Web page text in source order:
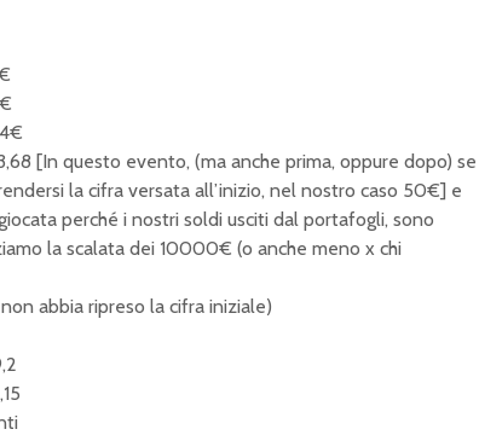
[In questo evento, (ma anche prima, oppure dopo) se
la cifra versata all’inizio, nel nostro caso 50€] e
perché i nostri soldi usciti dal portafogli, sono
la scalata dei 10000€ (o anche meno x chi
abbia ripreso la cifra iniziale)